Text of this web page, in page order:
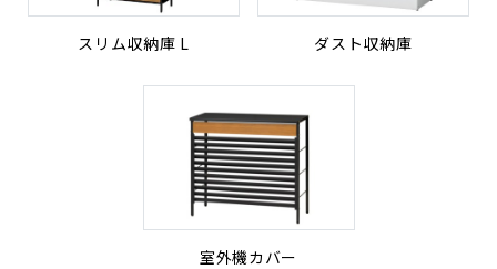
スリム収納庫 L ダスト収納庫
室外機カバー